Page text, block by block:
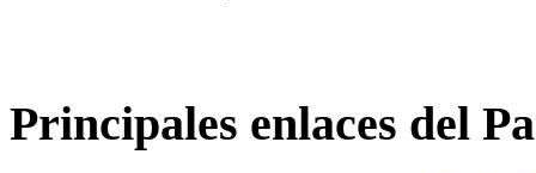
Principales enlaces del